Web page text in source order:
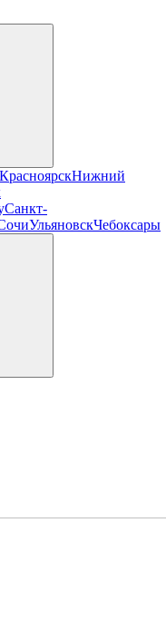
КрасноярскНижний
Санкт-
УльяновскЧебоксары